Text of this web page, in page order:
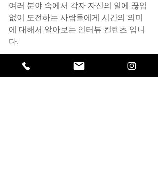
여러 분야 속에서 각자 자신의 일에 끊임
없이 도전하는 사람들에게 시간의 의미
에 대해서 알아보는 인터뷰 컨텐츠 입니
다.
다이어리 공예가 이효은님 인터뷰 스넵